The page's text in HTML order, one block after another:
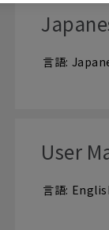
言語:
User
言語: